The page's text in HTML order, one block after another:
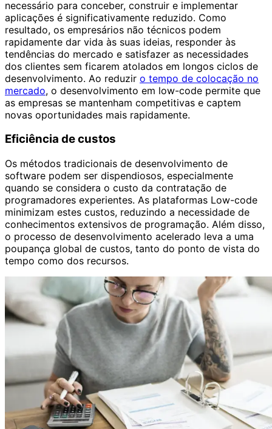
necessário para conceber, construir e implementar
aplicações é significativamente reduzido. Como
resultado, os empresários não técnicos podem
rapidamente dar vida às suas ideias, responder às
tendências do mercado e satisfazer as necessidades
dos clientes sem ficarem atolados em longos ciclos de
desenvolvimento. Ao reduzir o tempo de colocação no
mercado, o desenvolvimento em low-code permite que
as empresas se mantenham competitivas e captem
novas oportunidades mais rapidamente.
Eficiência de custos
Os métodos tradicionais de desenvolvimento de
software podem ser dispendiosos, especialmente
quando se considera o custo da contratação de
programadores experientes. As plataformas Low-code
minimizam estes custos, reduzindo a necessidade de
conhecimentos extensivos de programação. Além disso,
o processo de desenvolvimento acelerado leva a uma
poupança global de custos, tanto do ponto de vista do
tempo como dos recursos.